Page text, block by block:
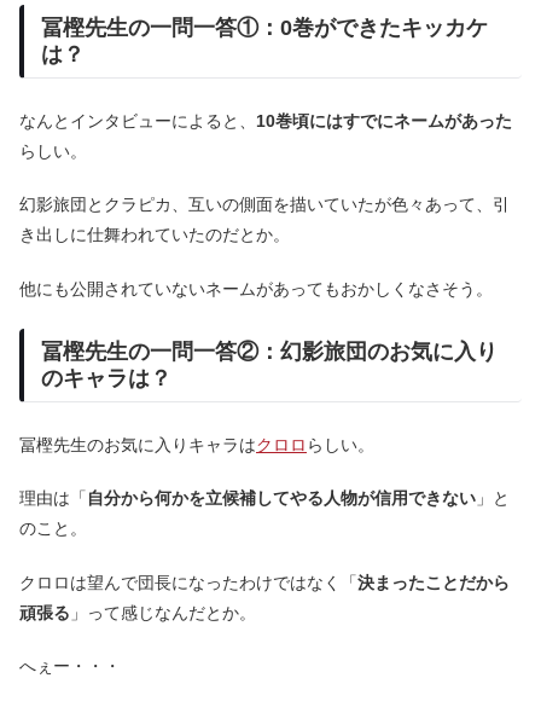
冨樫先生の一問一答①：0巻ができたキッカケ
は？
なんとインタビューによると、 10巻頃にはすでにネームがあった
らしい。
幻影旅団とクラピカ、互いの側面を描いていたが色々あって、引
き出しに仕舞われていたのだとか。
他にも公開されていないネームがあってもおかしくなさそう。
冨樫先生の一問一答②：幻影旅団のお気に入り
のキャラは？
冨樫先生のお気に入りキャラはクロロ らしい。
理由は「 自分から何かを立候補してやる人物が信用できない 」と
のこと。
クロロは望んで団長になったわけではなく「決まったことだから
頑張る 」って感じなんだとか。
へぇー・・・